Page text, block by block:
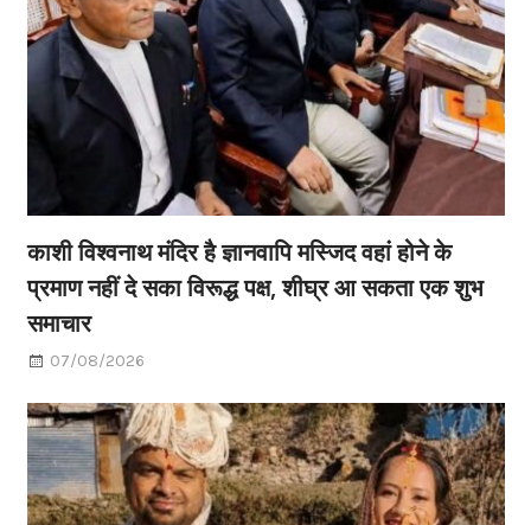
काशी विश्वनाथ मंदिर है ज्ञानवापि मस्जिद वहां होने के
प्रमाण नहीं दे सका विरूद्ध पक्ष, शीघ्र आ सकता एक शुभ
समाचार
07/08/2026